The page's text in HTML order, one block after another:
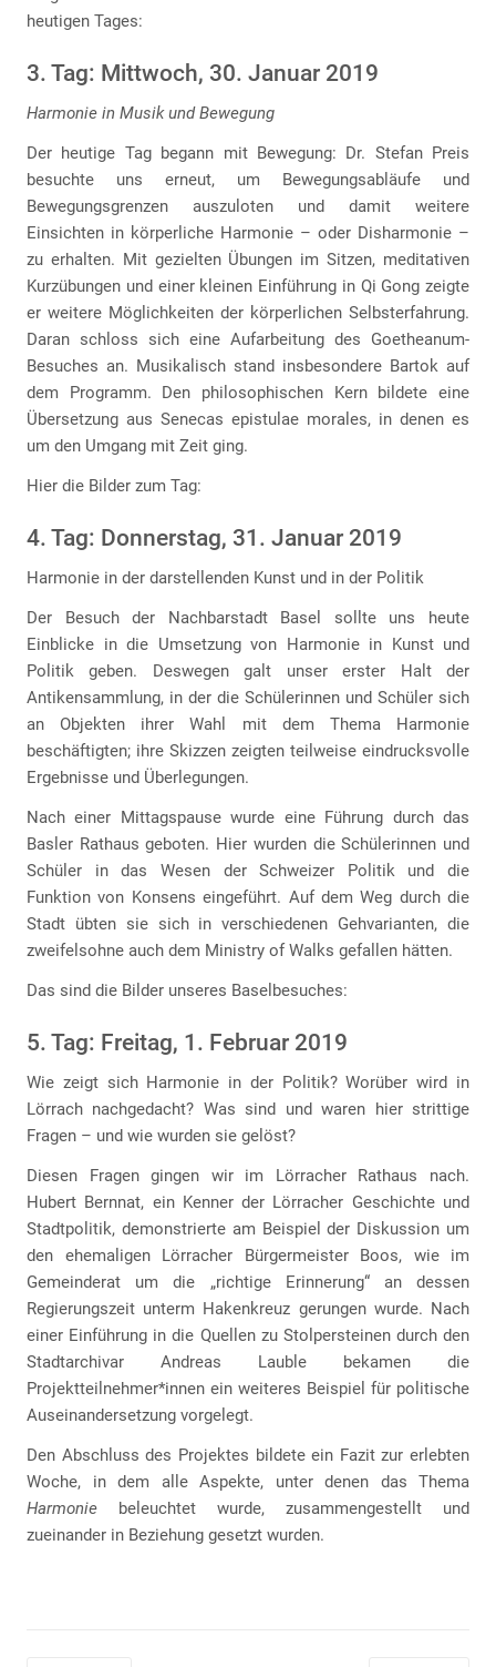
heutigen Tages:
3. Tag: Mittwoch, 30. Januar 2019
Harmonie in Musik und Bewegung
Der heutige Tag begann mit Bewegung: Dr. Stefan Preis
besuchte uns erneut, um Bewegungsabläufe und
Bewegungsgrenzen auszuloten und damit weitere
Einsichten in körperliche Harmonie – oder Disharmonie –
zu erhalten. Mit gezielten Übungen im Sitzen, meditativen
Kurzübungen und einer kleinen Einführung in Qi Gong zeigte
er weitere Möglichkeiten der körperlichen Selbsterfahrung.
Daran schloss sich eine Aufarbeitung des Goetheanum-
Besuches an. Musikalisch stand insbesondere Bartok auf
dem Programm. Den philosophischen Kern bildete eine
Übersetzung aus Senecas epistulae morales, in denen es
um den Umgang mit Zeit ging.
Hier die Bilder zum Tag:
4. Tag: Donnerstag, 31. Januar 2019
Harmonie in der darstellenden Kunst und in der Politik
Der Besuch der Nachbarstadt Basel sollte uns heute
Einblicke in die Umsetzung von Harmonie in Kunst und
Politik geben. Deswegen galt unser erster Halt der
Antikensammlung, in der die Schülerinnen und Schüler sich
an Objekten ihrer Wahl mit dem Thema Harmonie
beschäftigten; ihre Skizzen zeigten teilweise eindrucksvolle
Ergebnisse und Überlegungen.
Nach einer Mittagspause wurde eine Führung durch das
Basler Rathaus geboten. Hier wurden die Schülerinnen und
Schüler in das Wesen der Schweizer Politik und die
Funktion von Konsens eingeführt. Auf dem Weg durch die
Stadt übten sie sich in verschiedenen Gehvarianten, die
zweifelsohne auch dem Ministry of Walks gefallen hätten.
Das sind die Bilder unseres Baselbesuches:
5. Tag: Freitag, 1. Februar 2019
Wie zeigt sich Harmonie in der Politik? Worüber wird in
Lörrach nachgedacht? Was sind und waren hier strittige
Fragen – und wie wurden sie gelöst?
Diesen Fragen gingen wir im Lörracher Rathaus nach.
Hubert Bernnat, ein Kenner der Lörracher Geschichte und
Stadtpolitik, demonstrierte am Beispiel der Diskussion um
den ehemaligen Lörracher Bürgermeister Boos, wie im
Gemeinderat um die „richtige Erinnerung“ an dessen
Regierungszeit unterm Hakenkreuz gerungen wurde. Nach
einer Einführung in die Quellen zu Stolpersteinen durch den
Stadtarchivar Andreas Lauble bekamen die
Projektteilnehmer*innen ein weiteres Beispiel für politische
Auseinandersetzung vorgelegt.
Den Abschluss des Projektes bildete ein Fazit zur erlebten
Woche, in dem alle Aspekte, unter denen das Thema
Harmonie beleuchtet wurde, zusammengestellt und
zueinander in Beziehung gesetzt wurden.